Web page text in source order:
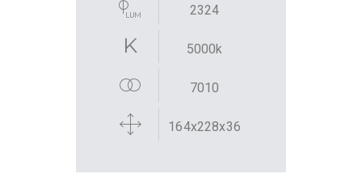
2324
5000k
7010
164x228x36